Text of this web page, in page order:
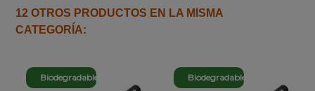
12 OTROS PRODUCTOS EN LA MISMA
CATEGORÍA:
Biodegradable Biodegradable